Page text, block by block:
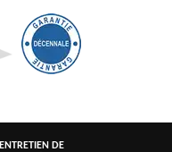
ENTRETIEN DE